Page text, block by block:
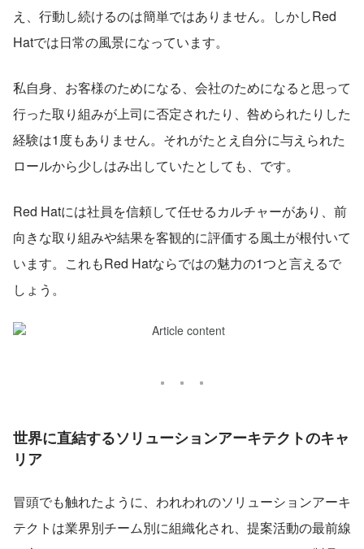
え、行動し続けるのは簡単ではありません。しかしRed
Hatでは日常の風景になっています。
私自身、お客様のためになる、会社のためになると思って
行った取り組みが上司に否定されたり、咎められたりした
経験は1度もありません。それがたとえ自分に与えられた
ロールから少しはみ出していたとしても、です。
Red Hatには社員を信頼して任せるカルチャーがあり、前
向きな取り組みや結果を客観的に評価する風土が根付いて
います。これもRed Hatならではの魅力の1つと言えるで
しょう。
世界に直結するソリューションアーキテクトのキャ
リア
冒頭でも触れたように、われわれのソリューションアーキ
テクトは業界別チーム別に組織化され、提案活動の最前線